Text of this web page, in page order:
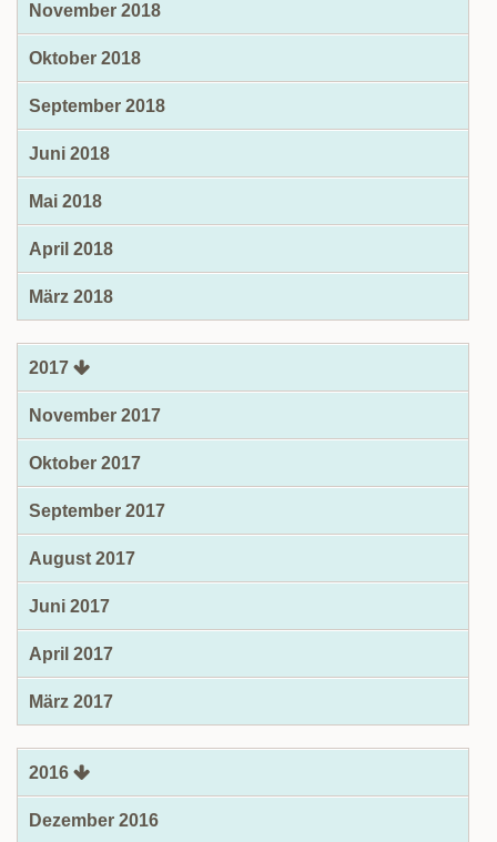
November 2018
Oktober 2018
September 2018
Juni 2018
Mai 2018
April 2018
März 2018
2017
November 2017
Oktober 2017
September 2017
August 2017
Juni 2017
April 2017
März 2017
2016
Dezember 2016